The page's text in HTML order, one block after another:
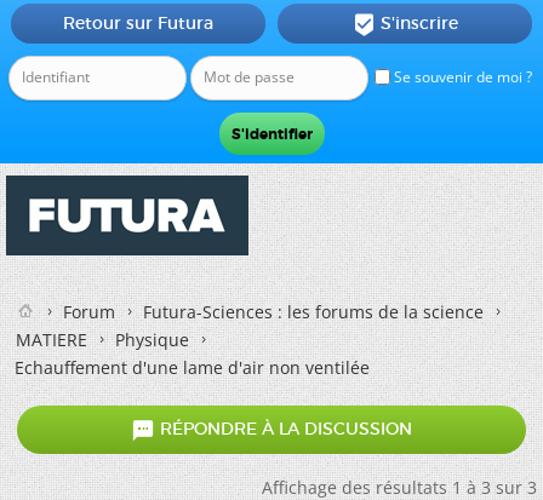
Se souvenir de moi ?
Retour sur Futura  S'inscrire
Forum
Futura-Sciences : les forums de la science
MATIERE
Physique
Echauffement d'une lame d'air non ventilée
 RÉPONDRE À LA DISCUSSION
Affichage des résultats 1 à 3 sur 3